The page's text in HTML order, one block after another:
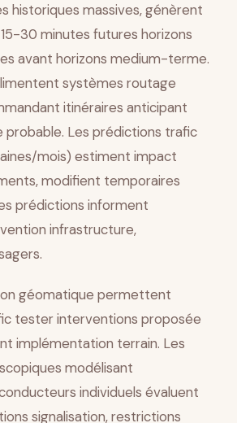
historiques massives, génèrent
30 minutes futures horizons
avant horizons medium-terme.
systèmes routage
itinéraires anticipant
Les prédictions trafic
mois) estiment impact
modifient temporaires
prédictions informent
infrastructure,
géomatique permettent
tester interventions proposée
implémentation terrain. Les
modélisant
individuels évaluent
signalisation, restrictions